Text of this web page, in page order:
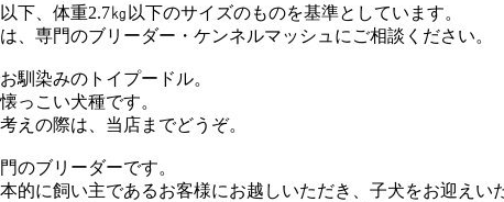
、体重2.7㎏以下のサイズのものを基準としています。
、専門のブリーダー・ケンネルマッシュにご相談ください。
馴染みのトイプードル。
っこい犬種です。
えの際は、当店までどうぞ。
のブリーダーです。
的に飼い主であるお客様にお越しいただき、子犬をお迎えい